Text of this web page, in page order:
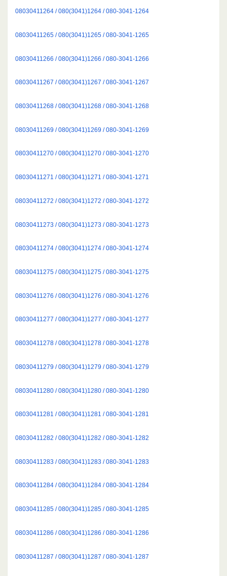
08030411264 / 080(3041)1264 / 080-3041-1264
08030411265 / 080(3041)1265 / 080-3041-1265
08030411266 / 080(3041)1266 / 080-3041-1266
08030411267 / 080(3041)1267 / 080-3041-1267
08030411268 / 080(3041)1268 / 080-3041-1268
08030411269 / 080(3041)1269 / 080-3041-1269
08030411270 / 080(3041)1270 / 080-3041-1270
08030411271 / 080(3041)1271 / 080-3041-1271
08030411272 / 080(3041)1272 / 080-3041-1272
08030411273 / 080(3041)1273 / 080-3041-1273
08030411274 / 080(3041)1274 / 080-3041-1274
08030411275 / 080(3041)1275 / 080-3041-1275
08030411276 / 080(3041)1276 / 080-3041-1276
08030411277 / 080(3041)1277 / 080-3041-1277
08030411278 / 080(3041)1278 / 080-3041-1278
08030411279 / 080(3041)1279 / 080-3041-1279
08030411280 / 080(3041)1280 / 080-3041-1280
08030411281 / 080(3041)1281 / 080-3041-1281
08030411282 / 080(3041)1282 / 080-3041-1282
08030411283 / 080(3041)1283 / 080-3041-1283
08030411284 / 080(3041)1284 / 080-3041-1284
08030411285 / 080(3041)1285 / 080-3041-1285
08030411286 / 080(3041)1286 / 080-3041-1286
08030411287 / 080(3041)1287 / 080-3041-1287